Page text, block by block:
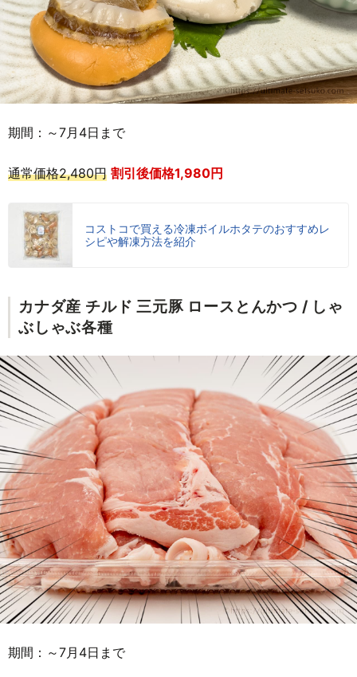
期間：～7月4日まで
通常価格2,480円 割引後価格1,980円
コストコで買える冷凍ボイルホタテのおすすめレ
シピや解凍方法を紹介
カナダ産 チルド 三元豚 ロースとんかつ / しゃ
ぶしゃぶ各種
期間：～7月4日まで